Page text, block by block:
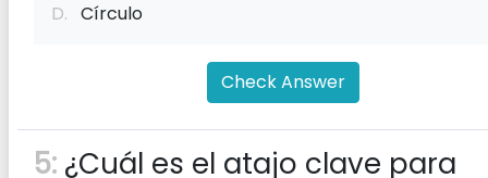
D. Círculo
Check Answer
5: ¿Cuál es el atajo clave para